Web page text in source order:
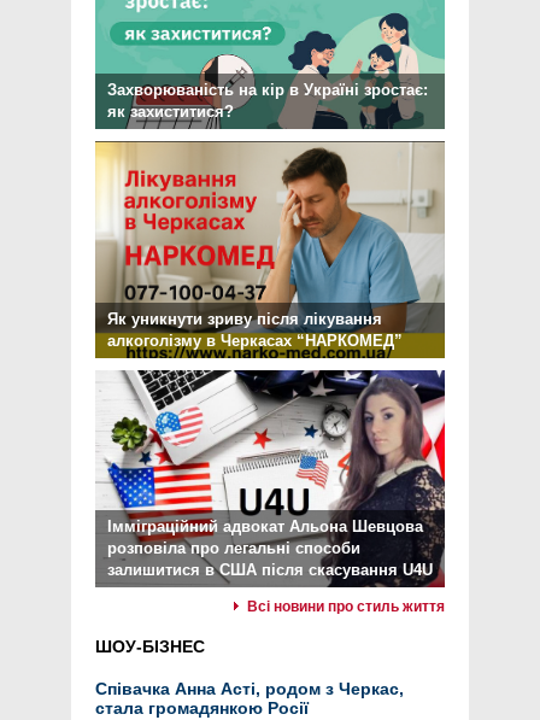
Захворюваність на кір в Україні зростає:
як захиститися?
Як уникнути зриву після лікування
алкоголізму в Черкасах “НАРКОМЕД”
Імміграційний адвокат Альона Шевцова
розповіла про легальні способи
залишитися в США після скасування U4U
Всі новини про стиль життя
ШОУ-БІЗНЕС
Співачка Анна Асті, родом з Черкас,
стала громадянкою Росії